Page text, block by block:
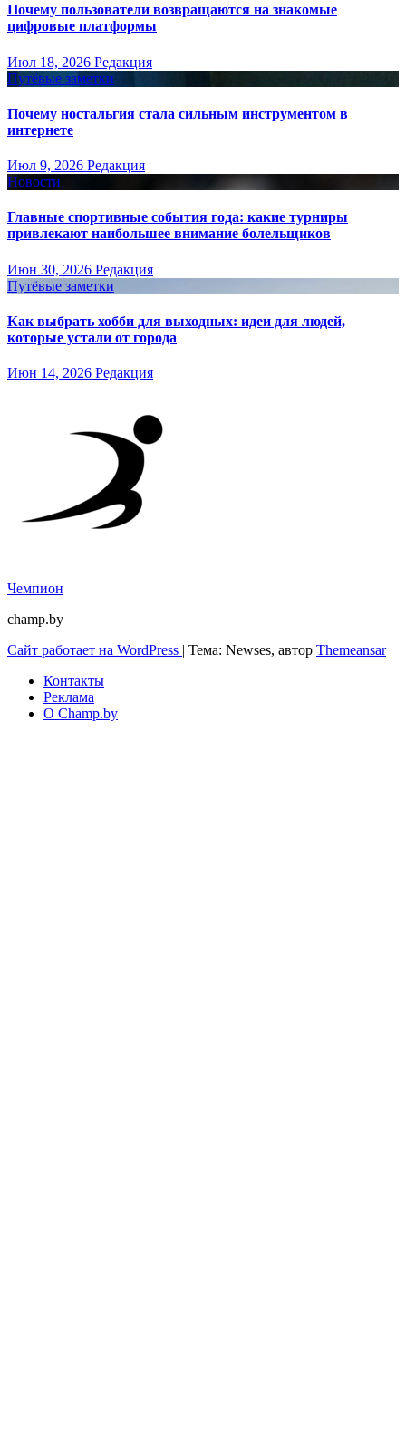
Почему пользователи возвращаются на знакомые
цифровые платформы
Июл 18, 2026 Редакция
Путёвые заметки
Почему ностальгия стала сильным инструментом в
интернете
Июл 9, 2026 Редакция
Новости
Главные спортивные события года: какие турниры
привлекают наибольшее внимание болельщиков
Июн 30, 2026 Редакция
Путёвые заметки
Как выбрать хобби для выходных: идеи для людей,
которые устали от города
Июн 14, 2026 Редакция
Чемпион
champ.by
Сайт работает на WordPress | Тема: Newses, автор Themeansar
Контакты
Реклама
О Champ.by